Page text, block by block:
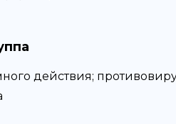
действия;